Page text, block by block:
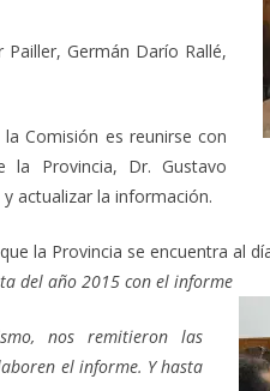
Germán Darío Rallé,
Comisión es reunirse con
la Provincia, Dr. Gustavo
actualizar la información.
la Provincia se encuentra al
del año 2015 con el informe
nos remitieron las
el informe. Y hasta